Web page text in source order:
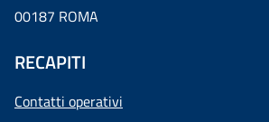
00187 ROMA
RECAPITI
Contatti operativi